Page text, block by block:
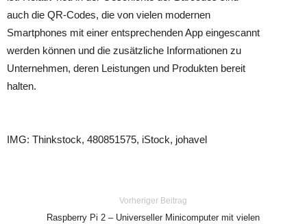
auch die QR-Codes, die von vielen modernen
Smartphones mit einer entsprechenden App eingescannt
werden können und die zusätzliche Informationen zu
Unternehmen, deren Leistungen und Produkten bereit
halten.
IMG: Thinkstock, 480851575, iStock, johavel
Vorheriger Beitrag
Raspberry Pi 2 – Universeller Minicomputer mit vielen